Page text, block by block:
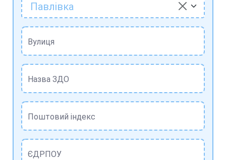
Павлівка
Вулиця
Назва ЗДО
Поштовий індекс
ЄДРПОУ